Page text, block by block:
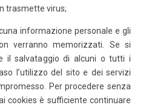
trasmette virus;
informazione personale e gli
verranno memorizzati. Se si
il salvataggio di alcuni o tutti i
l’utilizzo del sito e dei servizi
Per procedere senza
cookies è sufficiente continuare